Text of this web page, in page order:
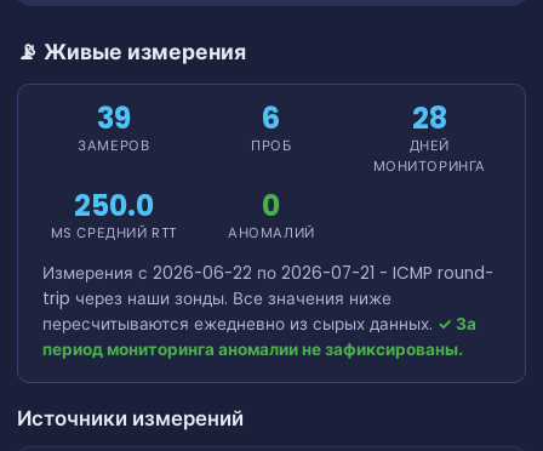
📡 Живые измерения
39
ЗАМЕРОВ
6
ПРОБ
28
ДНЕЙ
МОНИТОРИНГА
250.0
MS СРЕДНИЙ RTT
0
АНОМАЛИЙ
Измерения с 2026-06-22 по 2026-07-21 - ICMP round-
trip через наши зонды. Все значения ниже
пересчитываются ежедневно из сырых данных. ✓ За
период мониторинга аномалии не зафиксированы.
Источники измерений